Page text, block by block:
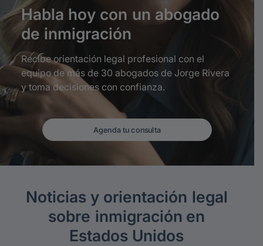
Habla hoy con un abogado
de inmigración
Recibe orientación legal profesional con el
equipo de más de 30 abogados de Jorge Rivera
y toma decisiones con confianza.
Agenda tu consulta
Noticias y orientación legal
sobre inmigración en
Estados Unidos